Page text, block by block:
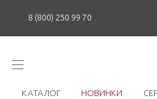
8 (800) 250 99 70
КАТАЛОГ НОВИНКИ